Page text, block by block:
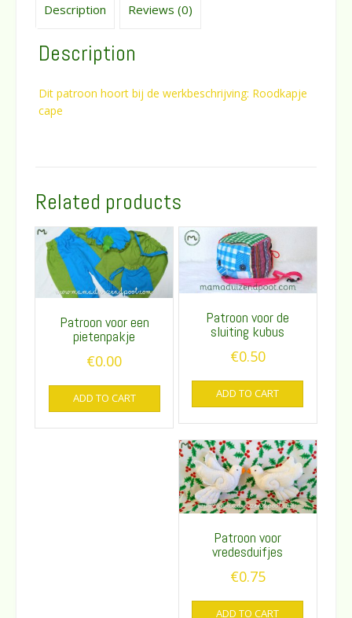
Description Reviews (0)
Description
Dit patroon hoort bij de werkbeschrijving: Roodkapje
cape
Related products
Patroon voor een
pietenpakje
€0.00
ADD TO CART
Patroon voor de
sluiting kubus
€0.50
ADD TO CART
Patroon voor
vredesduifjes
€0.75
ADD TO CART